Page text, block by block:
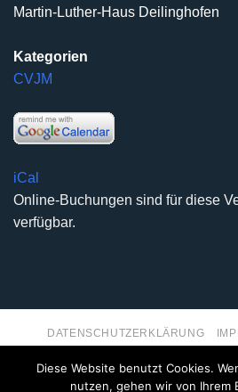
Martin-Luther-Haus Deilinghofen
Kategorien
CVJM
iCal
Online-Buchungen sind für diese
verfügbar.
DATENSCHUTZERKLÄRUNG
kleinzweidrei
Diese Website benutzt Cookies.
nutzen, gehen wir von Ihrem